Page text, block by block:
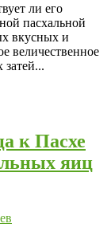
ли его
пасхальной
вкусных и
величественное
затей...
к Пасхе
яиц